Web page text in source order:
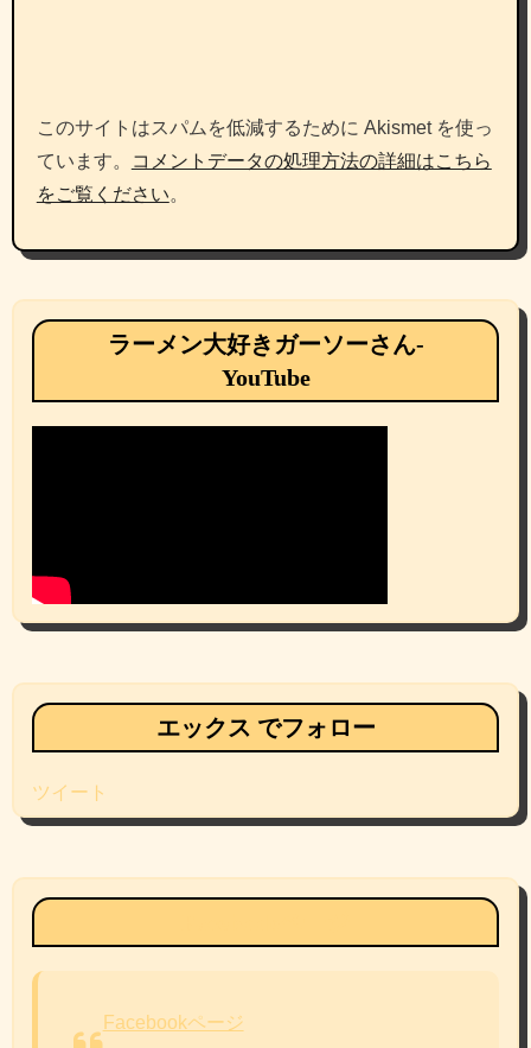
このサイトはスパムを低減するために Akismet を使っ
ています。
コメントデータの処理方法の詳細はこちら
をご覧ください。
ラーメン大好きガーソーさん-
YouTube
エックス でフォロー
ツイート
Facebookページ